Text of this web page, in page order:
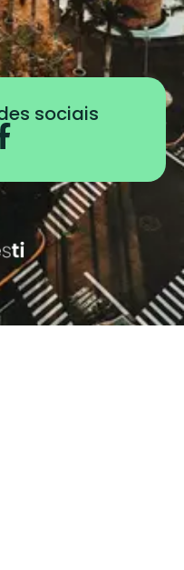
sociais